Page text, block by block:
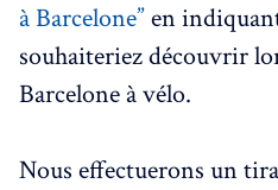
à Barcelone”en
souhaiteriez découvrir
Barcelone à vélo.
Nous effectuerons un